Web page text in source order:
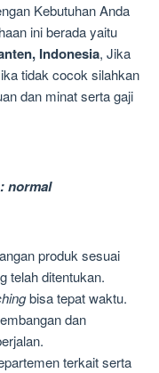
Kebutuhan Anda
ini berada yaitu
Indonesia, Jika
tidak cocok silahkan
dan minat serta gaji
normal
produk sesuai
telah ditentukan.
bisa tepat waktu.
dan
terkait serta